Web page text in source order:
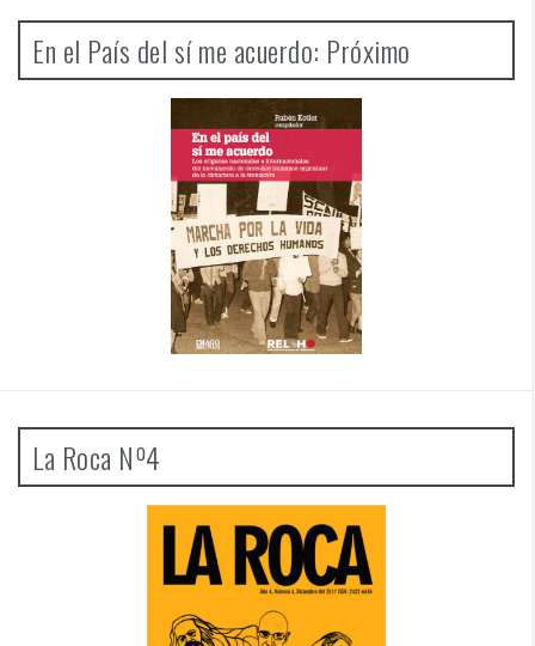
En el País del sí me acuerdo: Próximo
La Roca Nº4